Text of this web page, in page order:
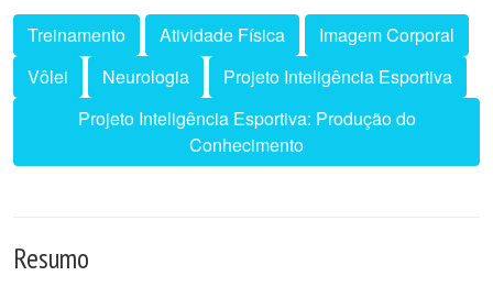
Treinamento Atividade Física
Imagem Corporal
Vôlei
Neurologia
Projeto Inteligência Esportiva
Projeto Inteligência Esportiva: Produção do
Conhecimento
Resumo